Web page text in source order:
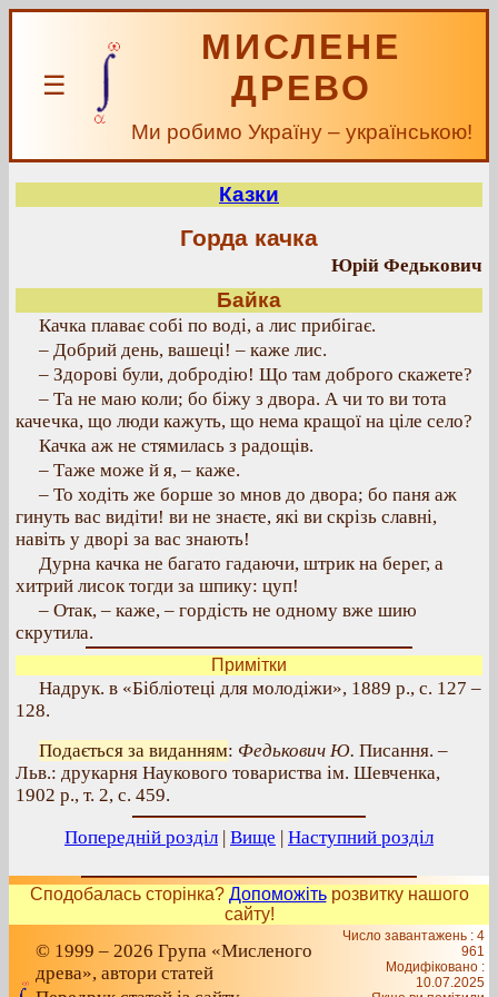
☰
МИСЛЕНЕ
ДРЕВО
Ми робимо Україну – українською!
Казки
Горда качка
Юрій Федькович
Байка
Качка плаває собі по воді, а лис прибігає.
– Добрий день, вашеці! – каже лис.
– Здорові були, добродію! Що там доброго скажете?
– Та не маю коли; бо біжу з двора. А чи то ви тота
качечка, що люди кажуть, що нема кращої на ціле село?
Качка аж не стямилась з радощів.
– Таже може й я, – каже.
– То ходіть же борше зо мнов до двора; бо паня аж
гинуть вас видіти! ви не знаєте, які ви скрізь славні,
навіть у дворі за вас знають!
Дурна качка не багато гадаючи, штрик на берег, а
хитрий лисок тогди за шпику: цуп!
– Отак, – каже, – гордість не одному вже шию
скрутила.
Примітки
Надрук. в «Бібліотеці для молодіжи», 1889 р., с. 127 –
128.
Подається за виданням: Федькович Ю. Писання. –
Льв.: друкарня Наукового товариства ім. Шевченка,
1902 р., т. 2, с. 459.
Попередній розділ | Вище | Наступний розділ
Сподобалась сторінка? Допоможітьрозвитку нашого
сайту!
© 1999 – 2026 Група «Мисленого
древа», автори статей
Число завантажень : 4
961
Модифіковано :
10.07.2025